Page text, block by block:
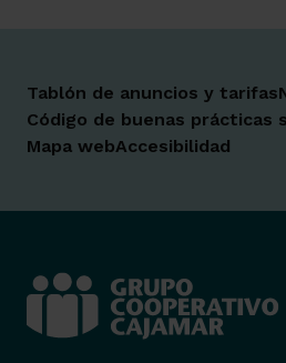
Tablón de anuncios y tarifas
Código de buenas prácticas
Mapa webAccesibilidad